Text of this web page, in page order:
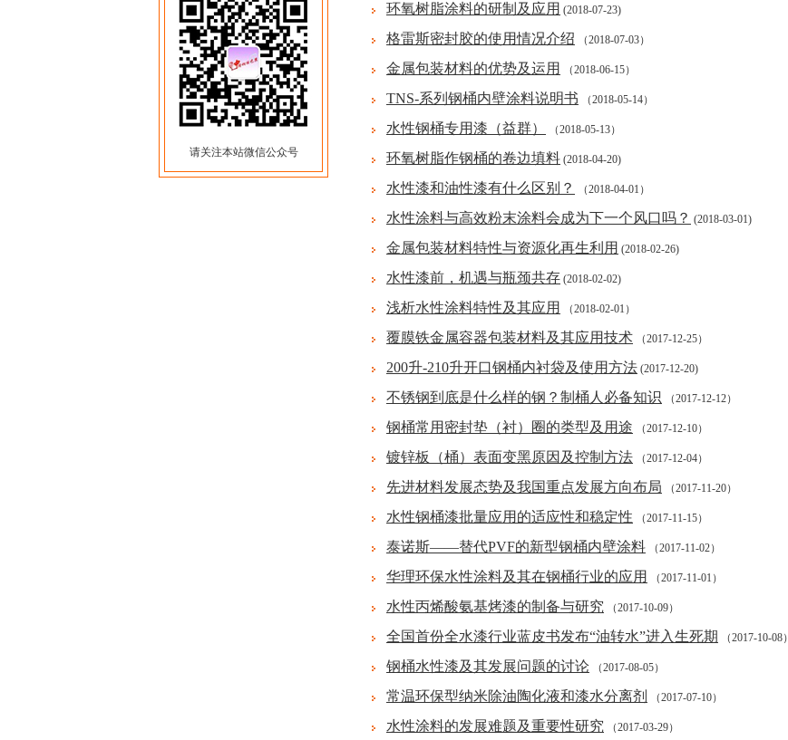
请关注本站微信公众号
环氧树脂涂料的研制及应用 (2018-07-23)
格雷斯密封胶的使用情况介绍 （2018-07-03）
金属包装材料的优势及运用 （2018-06-15）
TNS-系列钢桶内壁涂料说明书 （2018-05-14）
水性钢桶专用漆（益群） （2018-05-13）
环氧树脂作钢桶的卷边填料 (2018-04-20)
水性漆和油性漆有什么区别？ （2018-04-01）
水性涂料与高效粉末涂料会成为下一个风口吗？ (2018-03-01)
金属包装材料特性与资源化再生利用 (2018-02-26)
水性漆前，机遇与瓶颈共存 (2018-02-02)
浅析水性涂料特性及其应用 （2018-02-01）
覆膜铁金属容器包装材料及其应用技术 （2017-12-25）
200升-210升开口钢桶内衬袋及使用方法 (2017-12-20)
不锈钢到底是什么样的钢？制桶人必备知识 （2017-12-12）
钢桶常用密封垫（衬）圈的类型及用途 （2017-12-10）
镀锌板（桶）表面变黑原因及控制方法 （2017-12-04）
先进材料发展态势及我国重点发展方向布局 （2017-11-20）
水性钢桶漆批量应用的适应性和稳定性 （2017-11-15）
泰诺斯——替代PVF的新型钢桶内壁涂料 （2017-11-02）
华理环保水性涂料及其在钢桶行业的应用 （2017-11-01）
水性丙烯酸氨基烤漆的制备与研究 （2017-10-09）
全国首份全水漆行业蓝皮书发布“油转水”进入生死期 （2017-10-08）
钢桶水性漆及其发展问题的讨论 （2017-08-05）
常温环保型纳米除油陶化液和漆水分离剂 （2017-07-10）
水性涂料的发展难题及重要性研究 （2017-03-29）